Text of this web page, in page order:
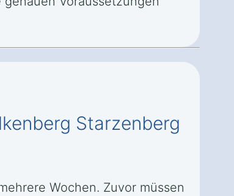
Starzenberg
Wochen. Zuvor müssen